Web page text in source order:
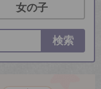
女の子
検索